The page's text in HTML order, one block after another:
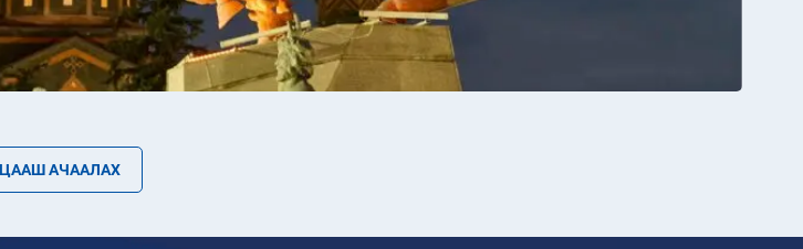
ЦААШ АЧААЛАХ